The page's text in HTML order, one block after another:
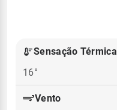
Sensação Térmica
16°
Vento